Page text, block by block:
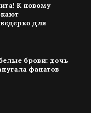
К новому
для
брови: дочь
фанатов